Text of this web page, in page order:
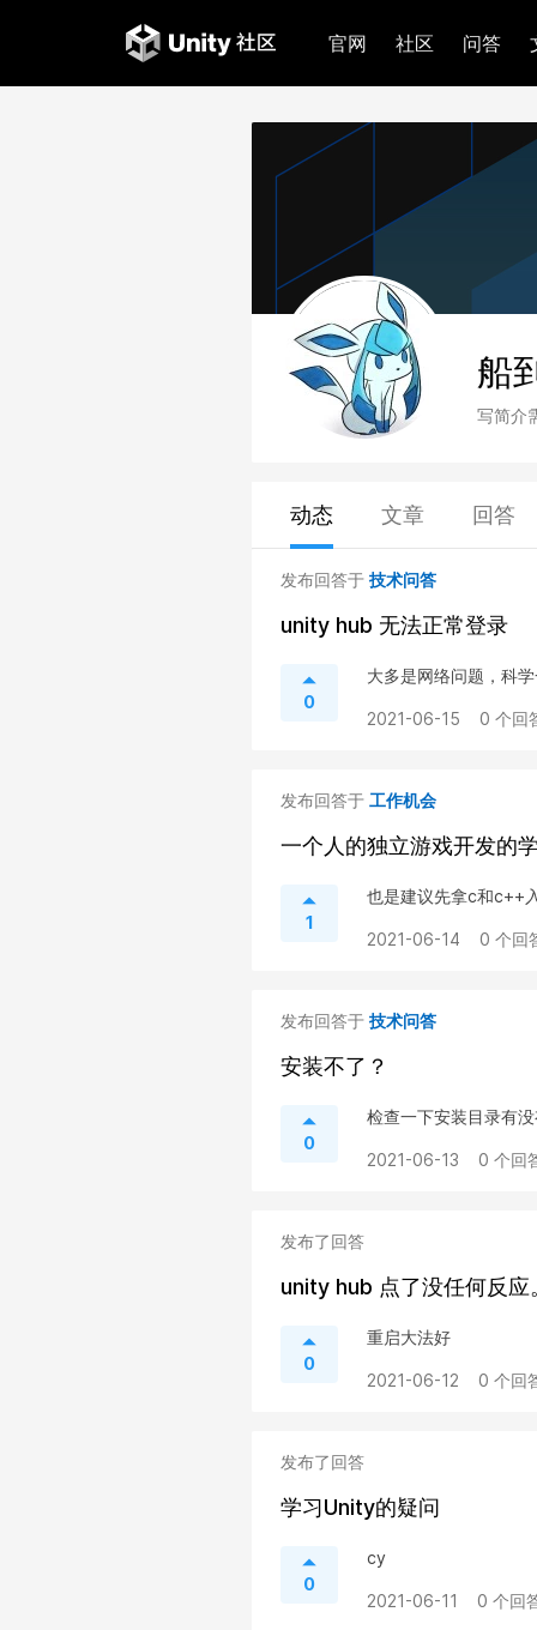
官网 社区 问答
船
写简介
动态 文章 回答
发布回答于 技术问答
unity hub 无法正常登录
0
大多是网络问题，科
2021-06-15 0 个回
发布回答于 工作机会
一个人的独立游戏开发的
1
也是建议先拿c和c++
2021-06-14 0 个回
发布回答于 技术问答
安装不了？
0
检查一下安装目录有
2021-06-13 0 个回
发布了回答
unity hub 点了没任何反应
0
重启大法好
2021-06-12 0 个回
发布了回答
学习Unity的疑问
0
cy
2021-06-11 0 个回